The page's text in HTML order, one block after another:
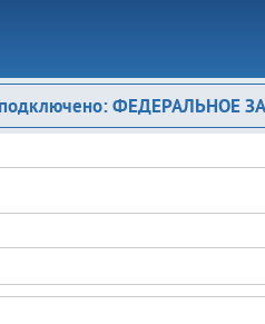
подключено: ФЕДЕРАЛЬНОЕ